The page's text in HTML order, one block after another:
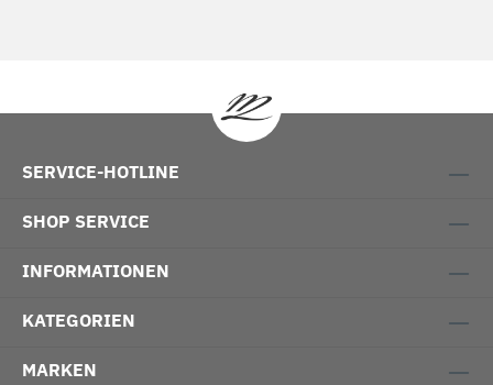
SERVICE-HOTLINE
SHOP SERVICE
INFORMATIONEN
KATEGORIEN
MARKEN